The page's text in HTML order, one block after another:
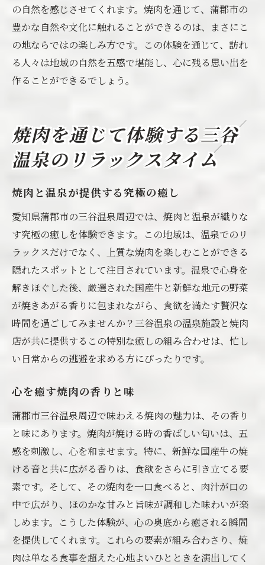
の自然を感じさせてくれます。焼肉を通じて、蒲郡市の
豊かな自然や文化に触れることができるのは、まさにこ
の地ならではの楽しみ方です。この体験を通じて、訪れ
る人々は地域の自然を五感で堪能し、心に残る思い出を
作ることができるでしょう。
焼肉を通じて体験する三谷
温泉のリラックスタイム
焼肉と温泉が提供する究極の癒し
愛知県蒲郡市の三谷温泉周辺では、焼肉と温泉が織りな
す究極の癒しを体験できます。この地域は、温泉でのリ
ラックスだけでなく、上質な焼肉を楽しむことができる
隠れたスポットとして注目されています。温泉で心身を
解きほぐした後、厳選された国産牛と新鮮な地元の野菜
が焼きあがる香りに包まれながら、食欲を満たす贅沢な
時間を過ごしてみませんか？三谷温泉の温泉施設と焼肉
店が共に提供するこの特別な癒しの組み合わせは、忙し
い日常からの逃避を求める方にぴったりです。
心を癒す焼肉の香りと味
蒲郡市三谷温泉周辺で味わえる焼肉の魅力は、その香り
と味にあります。焼肉が焼ける時の香ばしい匂いは、五
感を刺激し、心を和ませます。特に、新鮮な国産牛の焼
ける音と共に広がる香りは、食欲をさらに引き立てる要
素です。そして、その焼肉を一口食べると、肉汁が口の
中で広がり、ほのかな甘みと旨味が調和した味わいが楽
しめます。こうした体験が、心の奥底から癒される瞬間
を提供してくれます。これらの要素が組み合わさり、焼
肉は単なる食事を超えた心地よいひとときを演出してく